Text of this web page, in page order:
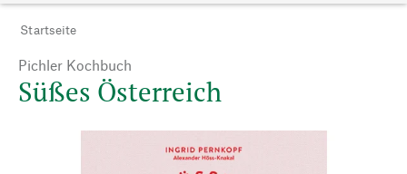
Startseite
Pichler Kochbuch
Süßes Österreich